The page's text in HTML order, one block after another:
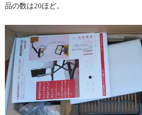
品の数は20ほど。